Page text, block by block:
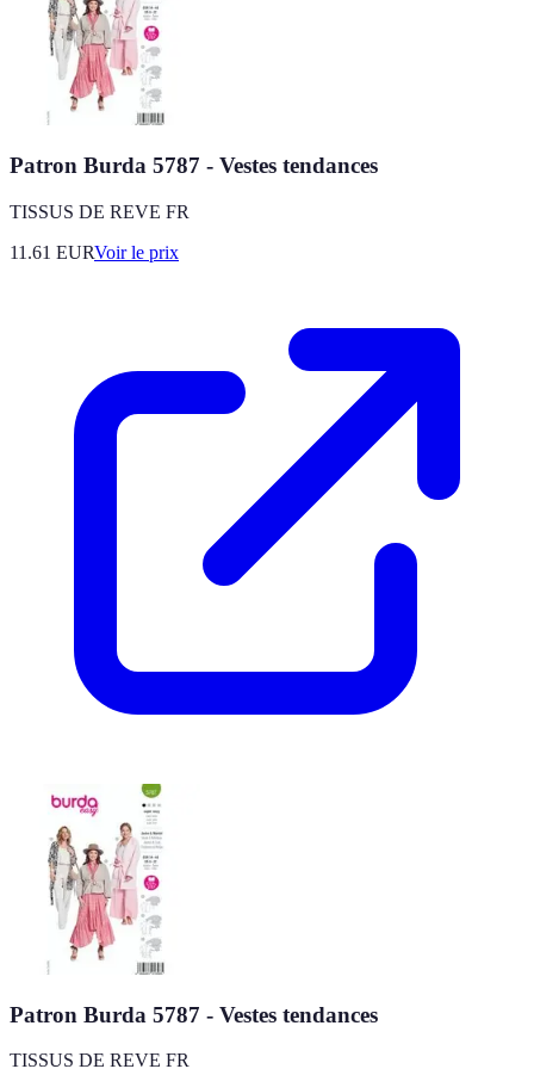
Patron Burda 5787 - Vestes tendances
TISSUS DE REVE FR
11.61 EURVoir le prix
Patron Burda 5787 - Vestes tendances
TISSUS DE REVE FR